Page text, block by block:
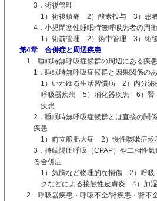
3．術後管理
1）術後鎮痛 2）酸素投与 3）患者
4．小児閉塞性睡眠時無呼吸患者の周
1）術前管理 2）術中管理 3）術後
第4章 合併症と周辺疾患
1 睡眠時無呼吸症候群の周辺にある疾患
1．睡眠時無呼吸症候群と因果関係の
1）いわゆる生活習慣病 2）内分泌
呼吸器疾患 5）消化器疾患 6）腎
疾患
2．睡眠時無呼吸症候群とは直接の関係
疾患
1）前立腺肥大症 2）慢性咳嗽症候
3．持続陽圧呼吸（CPAP）や二相性気
る合併症
1）気胸など物理的な損傷 2）呼吸
クなどによる接触性皮膚炎 4）加
2 呼吸器疾患・呼吸不全/腎疾患・腎不